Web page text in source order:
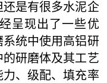
是有很多水泥企
呈现出了一些优
统中使用高铝研
研磨体及其工艺
、级配、填充率